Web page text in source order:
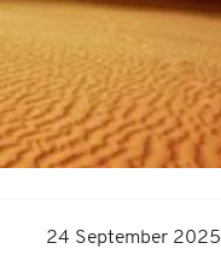
24 September 2025